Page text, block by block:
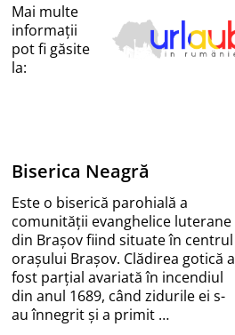
Mai multe
informații
pot fi găsite
la:
Biserica Neagră
Este o biserică parohială a
comunității evanghelice luterane
din Brașov fiind situate în centrul
orașului Brașov. Clădirea gotică a
fost parțial avariată în incendiul
din anul 1689, când zidurile ei s-
au înnegrit și a primit …